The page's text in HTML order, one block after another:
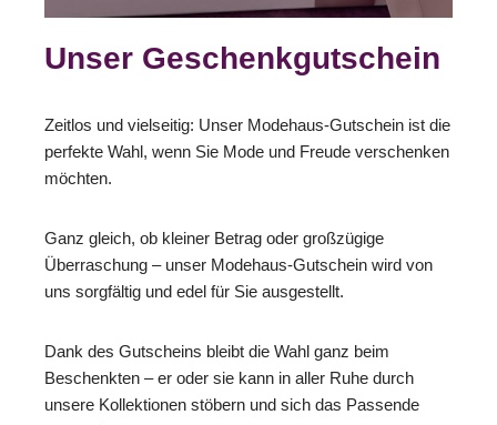
Unser Geschenkgutschein
Zeitlos und vielseitig: Unser Modehaus-Gutschein ist die
perfekte Wahl, wenn Sie Mode und Freude verschenken
möchten.
Ganz gleich, ob kleiner Betrag oder großzügige
Überraschung – unser Modehaus-Gutschein wird von
uns sorgfältig und edel für Sie ausgestellt.
Dank des Gutscheins bleibt die Wahl ganz beim
Beschenkten – er oder sie kann in aller Ruhe durch
unsere Kollektionen stöbern und sich das Passende